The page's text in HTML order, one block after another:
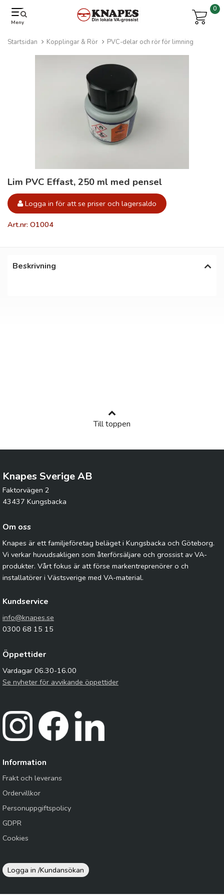
Meny
0
Startsidan Kopplingar & Rör PVC-delar och rör för limning
Lim PVC Effast, 250 ml med pensel
Logga in för att se priser och lagersaldo
Art.nr: O1004
Beskrivning
Till toppen
Knapes Sverige AB
Faktorvägen 2
43437 Kungsbacka
Om oss
Knapes är ett familjeföretag beläget i Kungsbacka och Göteborg.
Vi verkar huvudsakligen som återförsäljare och grossist av VA-
produkter. Vårt fokus är att förse markentreprenörer o ch
installatörer i Västsverige med VA-material.
Kundservice
info@knapes.se
0300 68 15 15
Öppettider
Vardagar 06.30-16.00
Se nyheter för avvikande öppettider
Information
Frakt och leverans
Ordervillkor
Personuppgiftspolicy
GDPR
Cookies
Logga in /Kundansökan